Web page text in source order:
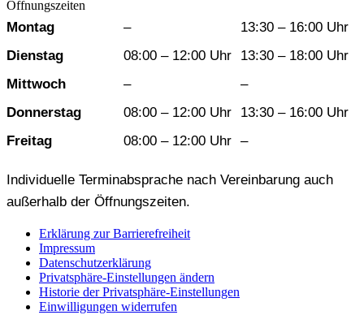
Öffnungszeiten
Wochentag Vormittag
Montag –
13:30 – 16:00 Uhr
Dienstag
08:00 – 12:00 Uhr
13:30 – 18:00 Uhr
Mittwoch
–
–
Donnerstag
08:00 – 12:00 Uhr
13:30 – 16:00 Uhr
Freitag
08:00 – 12:00 Uhr –
Individuelle Terminabsprache nach Vereinbarung auch
außerhalb der Öffnungszeiten.
Erklärung zur Barrierefreiheit
Impressum
Datenschutzerklärung
Privatsphäre-Einstellungen ändern
Historie der Privatsphäre-Einstellungen
Einwilligungen widerrufen